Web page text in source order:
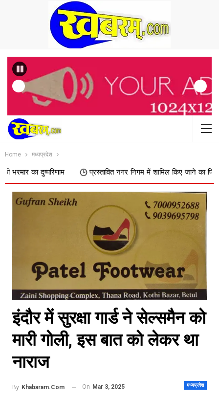
Previous
Home मध्यप्रदेश
प्रस्तावित नगर निगम में शामिल किए जाने का फिर विरोध, डोक्या
इंदौर में सुरक्षा गार्ड ने सेल्समैन को
मारी गोली, इस बात को लेकर था
नाराज
मध्यप्रदेश
By Khabaram.Com On Mar 3, 2025